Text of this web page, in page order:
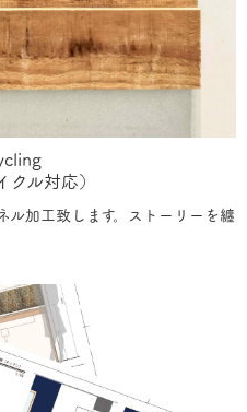
クル対応）
ル加工致します。ストーリーを纏